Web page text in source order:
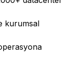
kurumsal